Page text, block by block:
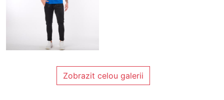
Zobrazit celou galerii